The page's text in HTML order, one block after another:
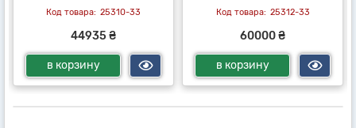
25310-33
44935 ₴
в корзину
25312-33
60000 ₴
в корзину